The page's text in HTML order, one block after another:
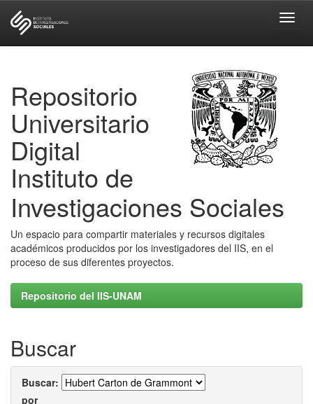
Repositorio
Universitario
Digital
Instituto de
Investigaciones Sociales
Un espacio para compartir materiales y recursos digitales
académicos producidos por los investigadores del IIS, en el
proceso de sus diferentes proyectos.
Repositorio del IIS-UNAM
Buscar
Buscar:
por